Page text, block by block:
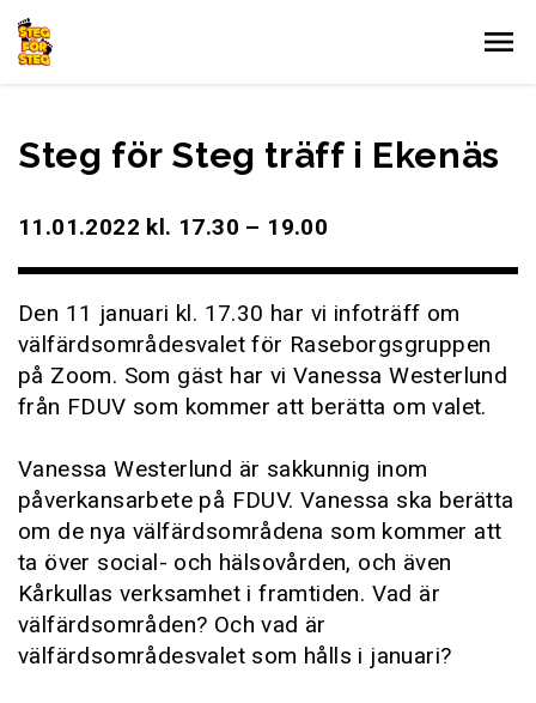
Gå till innehållet
Steg för Steg träff i Ekenäs
11.01.2022 kl. 17.30 – 19.00
Den 11 januari kl. 17.30 har vi infoträff om
välfärdsområdesvalet för Raseborgsgruppen
på Zoom. Som gäst har vi Vanessa Westerlund
från FDUV som kommer att berätta om valet.
Vanessa Westerlund är sakkunnig inom
påverkansarbete på FDUV. Vanessa ska berätta
om de nya välfärdsområdena som kommer att
ta över social- och hälsovården, och även
Kårkullas verksamhet i framtiden. Vad är
välfärdsområden? Och vad är
välfärdsområdesvalet som hålls i januari?